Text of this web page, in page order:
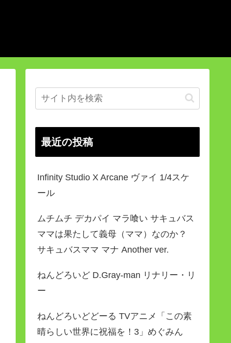
最近の投稿
Infinity Studio X Arcane ヴァイ 1/4スケ
ール
ムチムチ デカパイ マラ喰い サキュバス
ママは果たして義母（ママ）なのか？
サキュバスママ マナ Another ver.
ねんどろいど D.Gray-man リナリー・リ
ー
ねんどろいどどーる TVアニメ「この素
晴らしい世界に祝福を！3」めぐみん